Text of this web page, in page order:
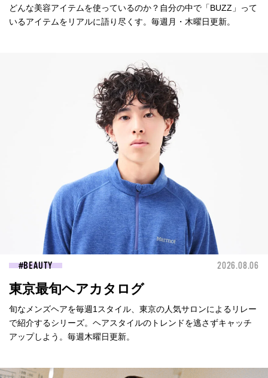
どんな美容アイテムを使っているのか？自分の中で「BUZZ」って
いるアイテムをリアルに語り尽くす。毎週月・木曜日更新。
BEAUTY 2026.08.06
東京最旬ヘアカタログ
旬なメンズヘアを毎週1スタイル、東京の人気サロンによるリレー
で紹介するシリーズ。ヘアスタイルのトレンドを逃さずキャッチ
アップしよう。毎週木曜日更新。